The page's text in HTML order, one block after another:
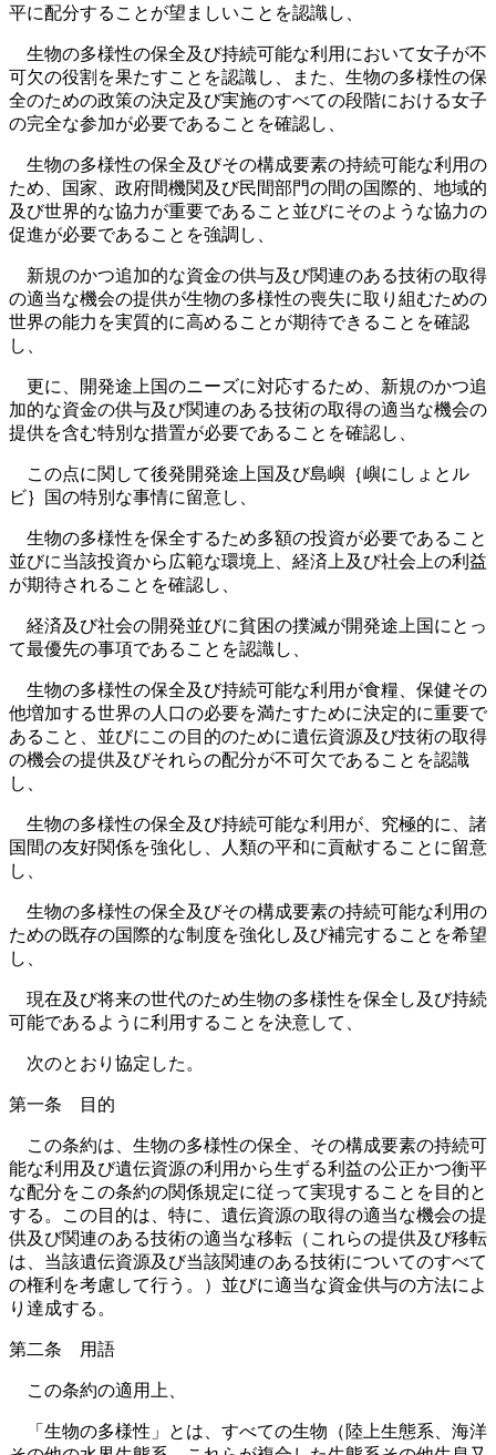
平に配分することが望ましいことを認識し、
生物の多様性の保全及び持続可能な利用において女子が不
可欠の役割を果たすことを認識し、また、生物の多様性の保
全のための政策の決定及び実施のすべての段階における女子
の完全な参加が必要であることを確認し、
生物の多様性の保全及びその構成要素の持続可能な利用の
ため、国家、政府間機関及び民間部門の間の国際的、地域的
及び世界的な協力が重要であること並びにそのような協力の
促進が必要であることを強調し、
新規のかつ追加的な資金の供与及び関連のある技術の取得
の適当な機会の提供が生物の多様性の喪失に取り組むための
世界の能力を実質的に高めることが期待できることを確認
し、
更に、開発途上国のニーズに対応するため、新規のかつ追
加的な資金の供与及び関連のある技術の取得の適当な機会の
提供を含む特別な措置が必要であることを確認し、
この点に関して後発開発途上国及び島嶼｛嶼にしょとル
ビ｝国の特別な事情に留意し、
生物の多様性を保全するため多額の投資が必要であること
並びに当該投資から広範な環境上、経済上及び社会上の利益
が期待されることを確認し、
経済及び社会の開発並びに貧困の撲滅が開発途上国にとっ
て最優先の事項であることを認識し、
生物の多様性の保全及び持続可能な利用が食糧、保健その
他増加する世界の人口の必要を満たすために決定的に重要で
あること、並びにこの目的のために遺伝資源及び技術の取得
の機会の提供及びそれらの配分が不可欠であることを認識
し、
生物の多様性の保全及び持続可能な利用が、究極的に、諸
国間の友好関係を強化し、人類の平和に貢献することに留意
し、
生物の多様性の保全及びその構成要素の持続可能な利用の
ための既存の国際的な制度を強化し及び補完することを希望
し、
現在及び将来の世代のため生物の多様性を保全し及び持続
可能であるように利用することを決意して、
次のとおり協定した。
第一条 目的
この条約は、生物の多様性の保全、その構成要素の持続可
能な利用及び遺伝資源の利用から生ずる利益の公正かつ衡平
な配分をこの条約の関係規定に従って実現することを目的と
する。この目的は、特に、遺伝資源の取得の適当な機会の提
供及び関連のある技術の適当な移転（これらの提供及び移転
は、当該遺伝資源及び当該関連のある技術についてのすべて
の権利を考慮して行う。）並びに適当な資金供与の方法によ
り達成する。
第二条 用語
この条約の適用上、
「生物の多様性」とは、すべての生物（陸上生態系、海洋